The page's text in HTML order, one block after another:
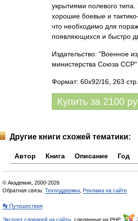
укрытиями полевого типа.
хорошие боевые и
что необходимо для
появляющихся и быстро
Издательство: "Военное
министерства Союза ССР"
Формат: 60x92/16, 263 стр.
Купить за 2100
Другие книги схожей тематики:
Автор Книга Описание Год
© Академик, 2000-2026
Обратная связь: Техподдержка Реклама на сайте
👣 Путешествия
Экспорт словарей на сайты , сделанные на PHP,